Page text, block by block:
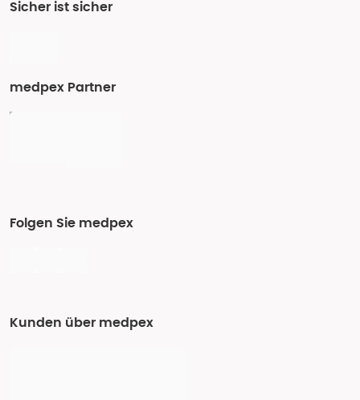
Sicher ist sicher
medpex Partner
Folgen Sie medpex
Kunden über medpex